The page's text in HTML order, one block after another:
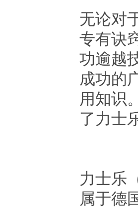
无论对
专有诀
功逾越
成功的
用知识
了力士
力士乐
属于德